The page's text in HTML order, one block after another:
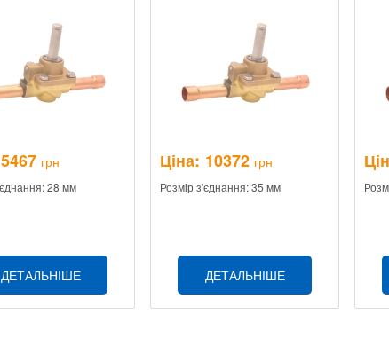
5467 грн
28 мм
ДЕТАЛЬНІШЕ
Ціна: 10372 грн
Розмір з'єднання: 35 мм
ДЕТАЛЬНІШЕ